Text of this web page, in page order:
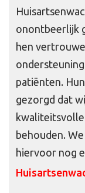
onontbeerlijk
hen
patiënten.
gezorgd dat
behouden.
hiervoor nog